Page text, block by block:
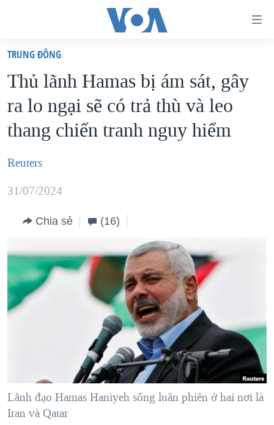
truy
cập
Tới
nội
chính
điều
hướng
Đi
tới
"Tìm"
VIỆT NAM
HOA KỲ
BIỂN ĐÔNG
THẾ GIỚI
DIỄN ĐÀN
MỤC
VẠCH TRẦN TIN GIẢ
NGƯỜI VIỆT HẢI NGOẠI
VĂN HOÁ
THỂ THAO
CHIẾN TRANH THƯƠNG MẠI CỦA MỸ: QUÁ KHỨ VÀ HIỆN
TẠI
HÀNH TRÌNH BẦU CỬ 2024
MỘT NĂM CHIẾN TRANH TẠI DẢI GAZA
GIẢI MÃ VÀNH ĐAI & CON ĐƯỜNG
NGÀY TỊ NẠN THẾ GIỚI
GROUND ZERO – XƯA VÀ NAY
HỌC TIẾNG ANH
VIDEO
NGHE
Ngôn ngữ khác
TRUNG ÐÔNG
Thủ lãnh Hamas bị ám sát, gây
ra lo ngại sẽ có trả thù và leo
thang chiến tranh nguy hiểm
Reuters
31/07/2024
Chia sẻ (16)
Lãnh đạo Hamas Haniyeh sống luân phiên ở hai nơi là
Iran và Qatar